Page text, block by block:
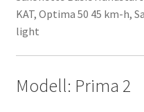
KAT, Optima 50 45 km-h,
light
Modell: Prima 2